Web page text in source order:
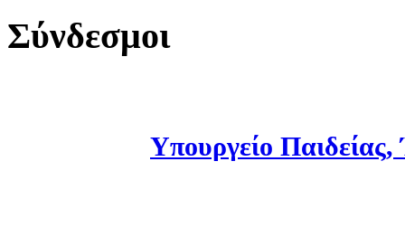
Σύνδεσμοι
Υπουργείο